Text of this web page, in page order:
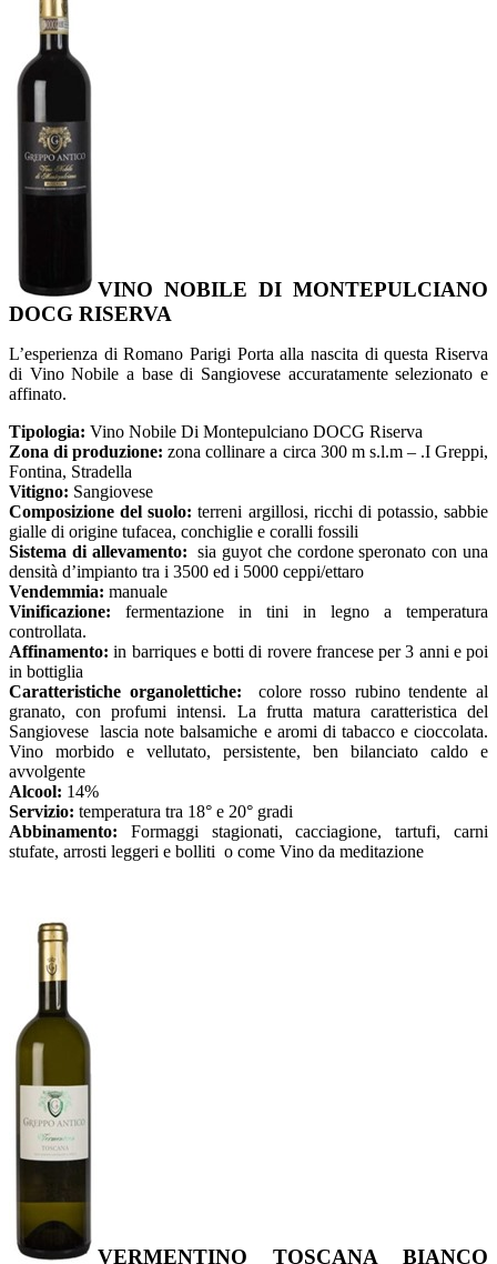
VINO NOBILE DI MONTEPULCIANO
DOCG RISERVA
L’esperienza di Romano Parigi Porta alla nascita di questa Riserva
di Vino Nobile a base di Sangiovese accuratamente selezionato e
affinato.
Tipologia: Vino Nobile Di Montepulciano DOCG Riserva
Zona di produzione: zona collinare a circa 300 m s.l.m – .I Greppi,
Fontina, Stradella
Vitigno: Sangiovese
Composizione del suolo: terreni argillosi, ricchi di potassio, sabbie
gialle di origine tufacea, conchiglie e coralli fossili
Sistema di allevamento: sia guyot che cordone speronato con una
densità d’impianto tra i 3500 ed i 5000 ceppi/ettaro
Vendemmia: manuale
Vinificazione: fermentazione in tini in legno a temperatura
controllata.
Affinamento: in barriques e botti di rovere francese per 3 anni e poi
in bottiglia
Caratteristiche organolettiche:
colore rosso rubino tendente al
granato, con profumi intensi. La frutta matura caratteristica del
Sangiovese lascia note balsamiche e aromi di tabacco e cioccolata.
Vino morbido e vellutato, persistente, ben bilanciato caldo e
avvolgente
Alcool: 14%
Servizio: temperatura tra 18° e 20° gradi
Abbinamento: Formaggi stagionati, cacciagione, tartufi, carni
stufate, arrosti leggeri e bolliti o come Vino da meditazione
VERMENTINO TOSCANA BIANCO